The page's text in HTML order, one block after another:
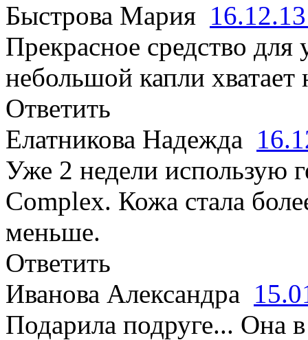
Быстрова Мария
Прекрасное средство
небольшой капли
Ответить
Елатникова Надежда
Уже 2 недели использую
Complex. Кожа стала
меньше.
Ответить
Иванова Александра
Подарила подруге... Она